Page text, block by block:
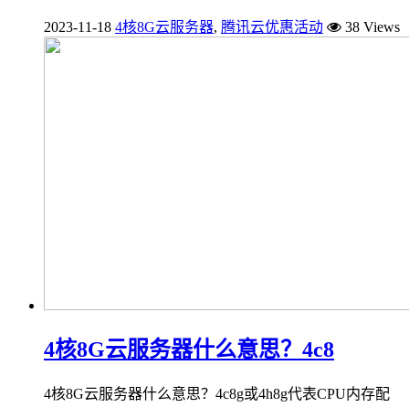
2023-11-18 4核8G云服务器, 腾讯云优惠活动 38 Views
4核8G云服务器什么意思？4c8
4核8G云服务器什么意思？4c8g或4h8g代表CPU内存配